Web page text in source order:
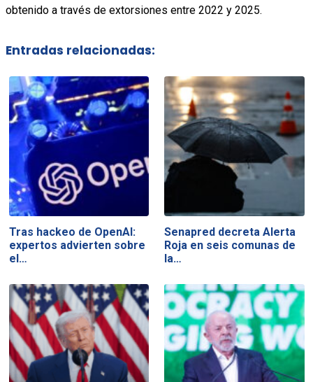
obtenido a través de extorsiones entre 2022 y 2025.
Entradas relacionadas:
Tras hackeo de OpenAI:
expertos advierten sobre
el…
Senapred decreta Alerta
Roja en seis comunas de
la…